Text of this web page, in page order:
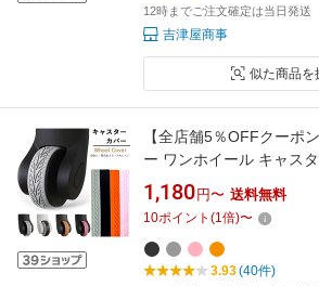
12時までご注文確定は当日発送
吉津屋商事
似た商品を
【全店舗5％OFFクーポ
ー ワンホイール キャス
ス キャスターカバー 2本
バー 貼り付け 静音 キャ
リーカート 車輪カバー
個 4個 8個 シングルタイヤ
1,180 円〜 送料無料
10ポイント (1倍)〜
3.93(40件)